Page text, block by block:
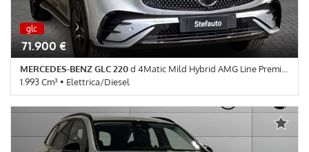
Sensore di pioggia • Servosterzo • Navigatore satellitare •
Specchietti laterali elettrici • Telecamera per parcheggio assistito
nuova glc nuova
71.900 €
MERCEDES-BENZ GLC 220d 4Matic Mild Hybrid AMG Line Premium
1.993 Cm³ • Elettrica/Diesel
0 Km • Cambio Automatico (9) • Argento High-Tech metallizzato •
5 Porte • ABS • Airbag • Airbag Passeggero • Airbag testa •
Autoradio • Autoradio digitale • Bluetooth • Bracciolo • Cerchi in
lega • Chiusura centralizzata • Climatizzatore • Controllo